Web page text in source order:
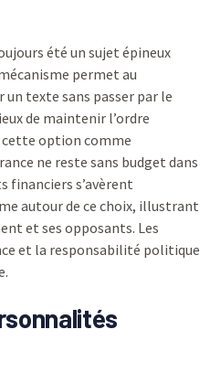
été un sujet épineux
permet au
texte sans passer par le
de maintenir l’ordre
cette option comme
ne reste sans budget dans
financiers s’avèrent
autour de ce choix, illustrant
et ses opposants. Les
et la responsabilité politique